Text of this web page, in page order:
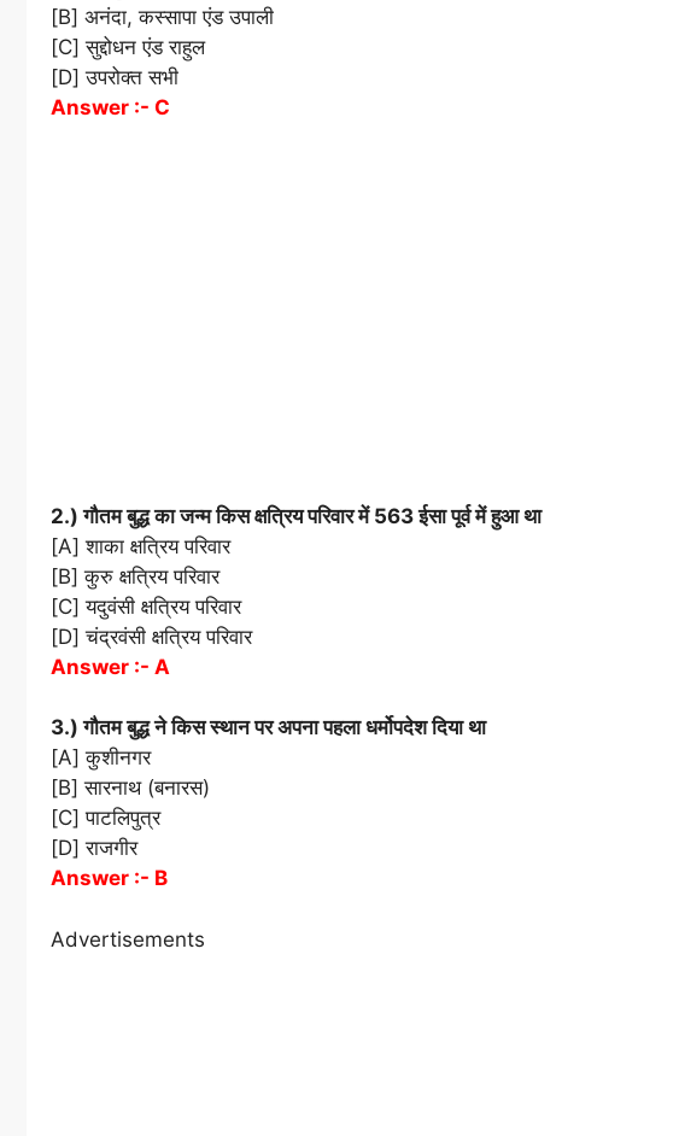
[B] अनंदा, कस्सापा एंड उपाली
[C] सुद्दोधन एंड राहुल
[D] उपरोक्त सभी
Answer :- C
2.) गौतम बुद्ध का जन्म किस क्षत्रिय परिवार में 563 ईसा पूर्व में हुआ था
[A] शाका क्षत्रिय परिवार
[B] कुरु क्षत्रिय परिवार
[C] यदुवंसी क्षत्रिय परिवार
[D] चंद्रवंसी क्षत्रिय परिवार
Answer :- A
3.) गौतम बुद्ध ने किस स्थान पर अपना पहला धर्मोपदेश दिया था
[A] कुशीनगर
[B] सारनाथ (बनारस)
[C] पाटलिपुत्र
[D] राजगीर
Answer :- B
Advertisements